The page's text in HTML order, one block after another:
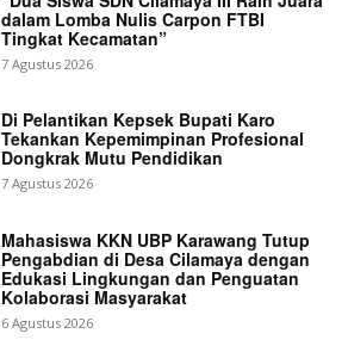
dalam Lomba Nulis Carpon FTBI
Tingkat Kecamatan”
7 Agustus 2026
Di Pelantikan Kepsek Bupati Karo
Tekankan Kepemimpinan Profesional
Dongkrak Mutu Pendidikan
7 Agustus 2026
Mahasiswa KKN UBP Karawang Tutup
Pengabdian di Desa Cilamaya dengan
Edukasi Lingkungan dan Penguatan
Kolaborasi Masyarakat
6 Agustus 2026